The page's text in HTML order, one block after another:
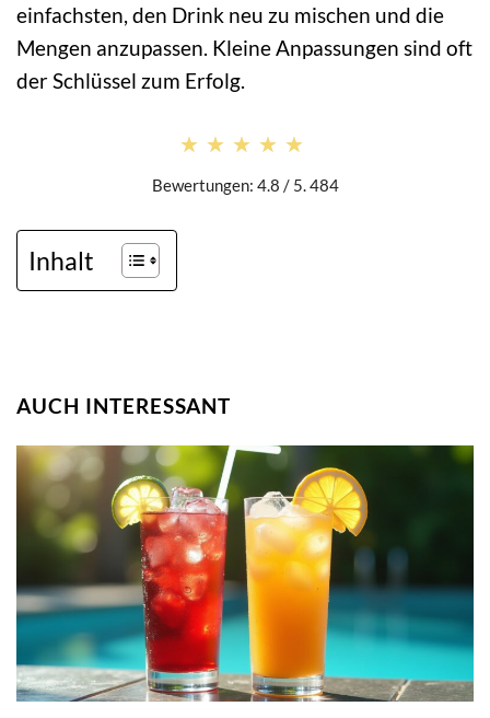
einfachsten, den Drink neu zu mischen und die
Mengen anzupassen. Kleine Anpassungen sind oft
der Schlüssel zum Erfolg.
★★★★★
★★★★★
Bewertungen: 4.8 / 5. 484
Inhalt
AUCH INTERESSANT